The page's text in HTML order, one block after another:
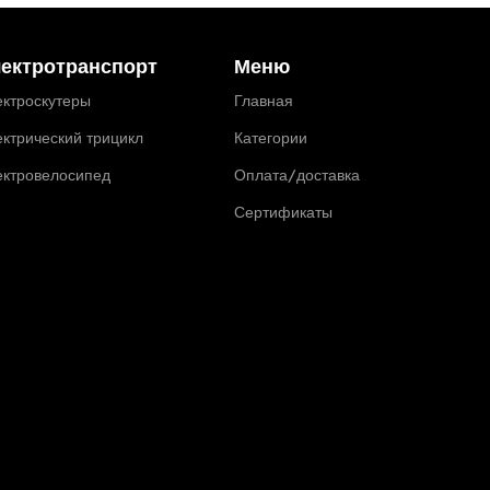
трицикл
Меню
Главная
Категории
Оплата/доставка
Сертификаты